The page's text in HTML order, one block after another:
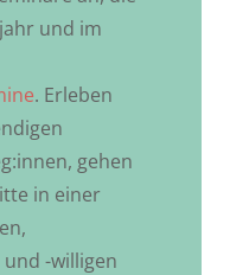
und im
. Erleben
gehen
in einer
-willigen